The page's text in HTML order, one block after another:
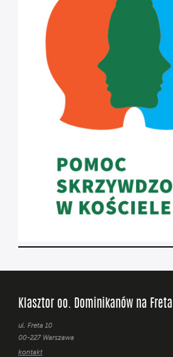
Klasztor oo. Dominikanów na Freta
ul. Freta 10
00-227 Warszawa
kontakt